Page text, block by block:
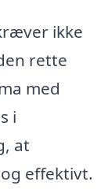
ikke
rette
med
i
at
effektivt.